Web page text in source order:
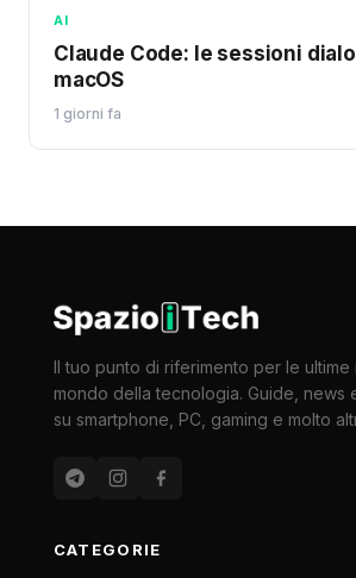
AI
Claude Code: le sessioni
macOS
1 giorni fa
Il tuo punto di riferimento per le ultime
mondo della tecnologia. Guide, news
su smartphone, PC, gaming e molto
CATEGORIE